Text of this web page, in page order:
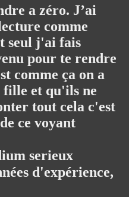
a zéro. J’ai
comme
seul j'ai fais
pour te rendre
comme ça on a
fille et qu'ils ne
tout cela c'est
ce voyant
serieux
d'expérience,